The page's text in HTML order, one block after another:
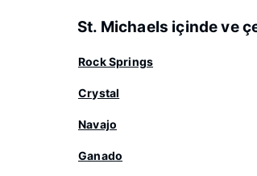
St. Michaels içinde ve
Rock Springs
Crystal
Navajo
Ganado